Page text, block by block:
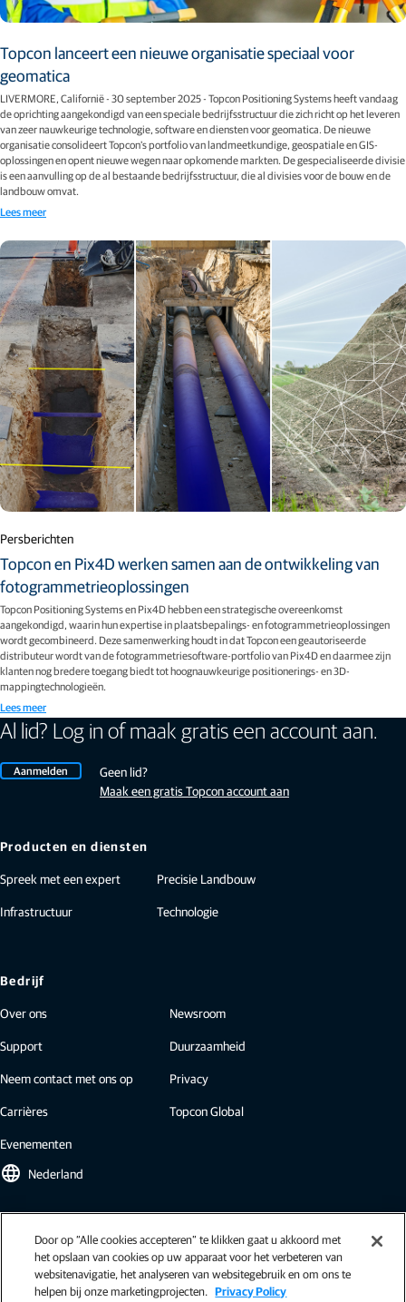
Topcon lanceert een nieuwe organisatie speciaal voor
geomatica
LIVERMORE, Californië - 30 september 2025 - Topcon Positioning Systems heeft vandaag
de oprichting aangekondigd van een speciale bedrijfsstructuur die zich richt op het leveren
van zeer nauwkeurige technologie, software en diensten voor geomatica. De nieuwe
organisatie consolideert Topcon's portfolio van landmeetkundige, geospatiale en GIS-
oplossingen en opent nieuwe wegen naar opkomende markten. De gespecialiseerde divisie
is een aanvulling op de al bestaande bedrijfsstructuur, die al divisies voor de bouw en de
landbouw omvat.
Lees meer
Persberichten
Topcon en Pix4D werken samen aan de ontwikkeling van
fotogrammetrieoplossingen
Topcon Positioning Systems en Pix4D hebben een strategische overeenkomst
aangekondigd, waarin hun expertise in plaatsbepalings- en fotogrammetrieoplossingen
wordt gecombineerd. Deze samenwerking houdt in dat Topcon een geautoriseerde
distributeur wordt van de fotogrammetriesoftware-portfolio van Pix4D en daarmee zijn
klanten nog bredere toegang biedt tot hoognauwkeurige positionerings- en 3D-
mappingtechnologieën.
Lees meer
Al lid? Log in of maak gratis een account aan.
Aanmelden
Geen lid?
Maak een gratis Topcon account aan
Producten en diensten
Spreek met een expert
Infrastructuur
Precisie Landbouw
Technologie
Bedrijf
Over ons
Support
Neem contact met ons op
Carrières
Evenementen
Newsroom
Duurzaamheid
Privacy
Topcon Global
language Nederland
Onze nieuwsbrieven bevatten het laatste nieuws van Topcon:
casestudies, inzichten in de bedrijfstak, persberichten en meer.
Door op “Alle cookies accepteren” te klikken gaat u akkoord met
het opslaan van cookies op uw apparaat voor het verbeteren van
websitenavigatie, het analyseren van websitegebruik en om ons te
helpen bij onze marketingprojecten. Privacy Policy